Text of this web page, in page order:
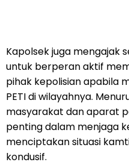
Kapolsek juga mengajak
untuk berperan aktif
pihak kepolisian apabila
PETI di wilayahnya.
masyarakat dan aparat
penting dalam menjaga
menciptakan situasi
kondusif.